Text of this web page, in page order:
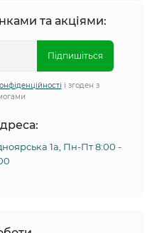
та акціями:
Підпишіться
і згоден з
1а, Пн-Пт 8:00 -